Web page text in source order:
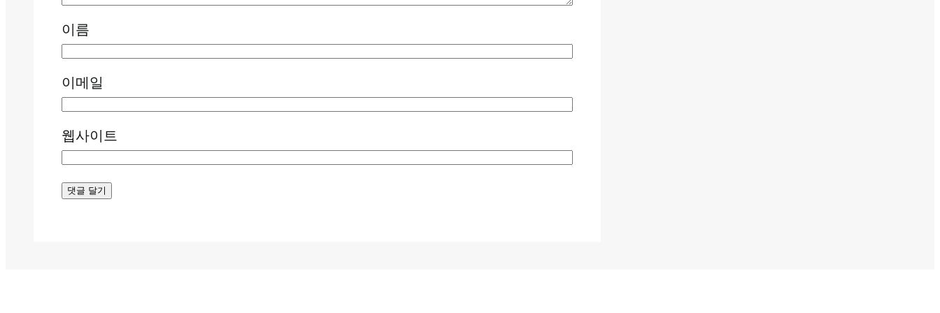
이름
이메일
웹사이트